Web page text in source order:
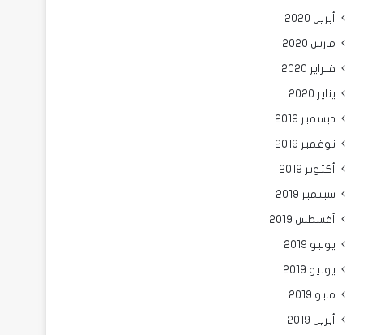
أبريل 2020
مارس 2020
فبراير 2020
يناير 2020
ديسمبر 2019
نوفمبر 2019
أكتوبر 2019
سبتمبر 2019
أغسطس 2019
يوليو 2019
يونيو 2019
مايو 2019
أبريل 2019